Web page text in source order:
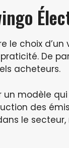
le choix
De
acheteurs.
un modèle
des
le